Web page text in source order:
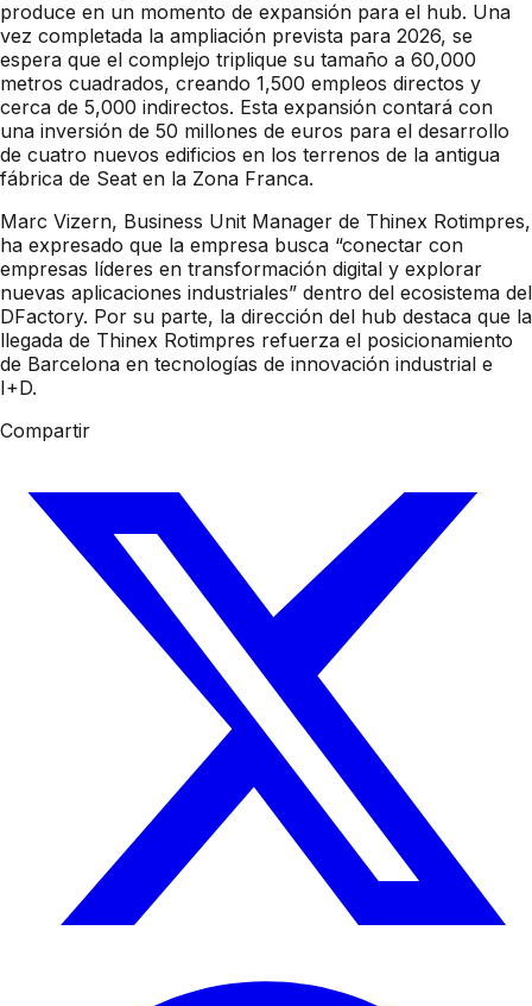
produce en un momento de expansión para el hub. Una
vez completada la ampliación prevista para 2026, se
espera que el complejo triplique su tamaño a 60,000
metros cuadrados, creando 1,500 empleos directos y
cerca de 5,000 indirectos. Esta expansión contará con
una inversión de 50 millones de euros para el desarrollo
de cuatro nuevos edificios en los terrenos de la antigua
fábrica de Seat en la Zona Franca.
Marc Vizern, Business Unit Manager de Thinex Rotimpres,
ha expresado que la empresa busca “conectar con
empresas líderes en transformación digital y explorar
nuevas aplicaciones industriales” dentro del ecosistema del
DFactory. Por su parte, la dirección del hub destaca que la
llegada de Thinex Rotimpres refuerza el posicionamiento
de Barcelona en tecnologías de innovación industrial e
I+D.
Compartir